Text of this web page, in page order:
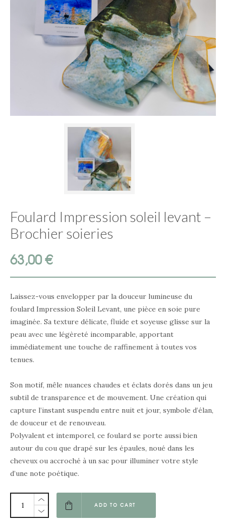
Foulard Impression soleil levant –
Brochier soieries
63,00€
Laissez-vous envelopper par la douceur lumineuse du
foulard Impression Soleil Levant, une pièce en soie pure
imaginée. Sa texture délicate, fluide et soyeuse glisse sur la
peau avec une légèreté incomparable, apportant
immédiatement une touche de raffinement à toutes vos
tenues.
Son motif, mêle nuances chaudes et éclats dorés dans un jeu
subtil de transparence et de mouvement. Une création qui
capture l’instant suspendu entre nuit et jour, symbole d’élan,
de douceur et de renouveau.
Polyvalent et intemporel, ce foulard se porte aussi bien
autour du cou que drapé sur les épaules, noué dans les
cheveux ou accroché à un sac pour illuminer votre style
d’une note poétique.
ADD TO CART